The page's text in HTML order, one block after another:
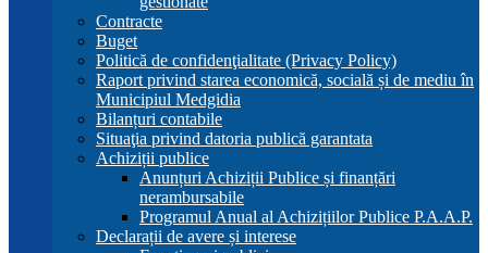
Contracte
Buget
Politică de confidenţialitate (Privacy Policy)
Raport privind starea economică, socială și de mediu în
Municipiul Medgidia
Bilanțuri contabile
Situaţia privind datoria publică garantata
Achiziții publice
Anunțuri Achiziții Publice și finanțări
nerambursabile
Programul Anual al Achizițiilor Publice P.A.A.P.
Declarații de avere și interese